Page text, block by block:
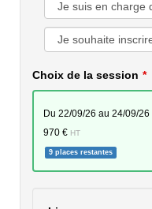
Choix de la session
970 € HT
9 places restantes